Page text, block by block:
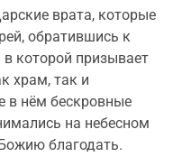
врата, которые
обратившись к
которой призывает
храм, так и
в нём бескровные
на небесном
благодать.